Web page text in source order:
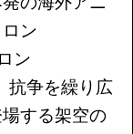
ン
ン
抗争を繰り広
する架空の